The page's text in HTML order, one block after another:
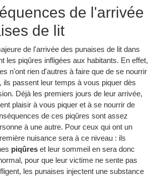
de l'arrivée
de lit
de l'arrivée des punaises de lit dans
les piqûres infligées aux habitants. En effet,
n'ont rien d'autres à faire que de se nourrir
ils passent leur temps à vous piquer dès
Déjà les premiers jours de leur arrivée,
plaisir à vous piquer et à se nourrir de
de ces piqûres sont assez
à une autre. Pour ceux qui ont un
nuisance sera à ce niveau : ils
piqûres et leur sommeil en sera donc
pour que leur victime ne sente pas
les punaises injectent une substance